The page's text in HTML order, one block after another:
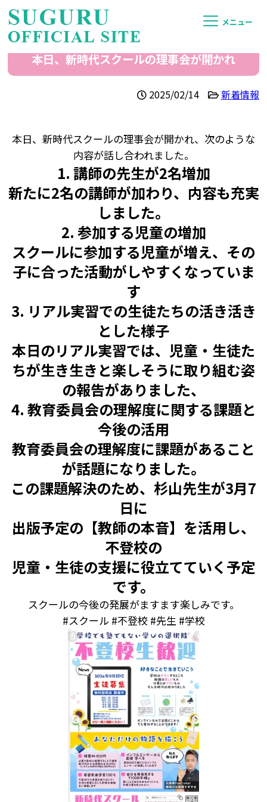
メニュー
本日、新時代スクールの理事会が開かれ
2025/02/14 新着情報
本日、新時代スクールの理事会が開かれ、次のような
内容が話し合われました。
1. 講師の先生が2名増加
新たに2名の講師が加わり、内容も充実
しました。
2. 参加する児童の増加
スクールに参加する児童が増え、その
子に合った活動がしやすくなっていま
す
3. リアル実習での生徒たちの活き活き
とした様子
本日のリアル実習では、児童・生徒た
ちが生き生きと楽しそうに取り組む姿
の報告がありました、
4. 教育委員会の理解度に関する課題と
今後の活用
教育委員会の理解度に課題があること
が話題になりました。
この課題解決のため、杉山先生が3月7
日に
出版予定の 【教師の本音】 を活用し、
不登校の
児童・生徒の支援に役立てていく予定
です。
スクールの今後の発展がますます楽しみです。
#スクール #不登校 #先生 #学校